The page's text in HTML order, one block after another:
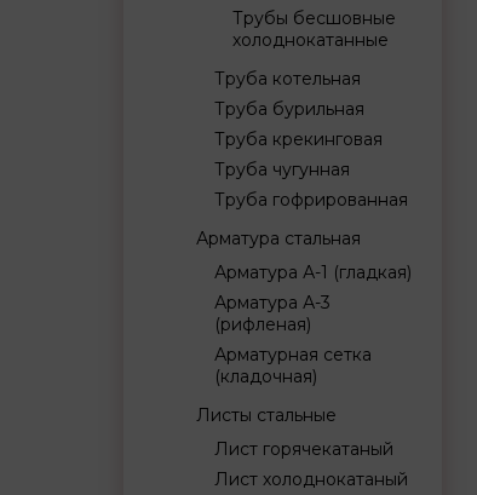
Трубы бесшовные
холоднокатанные
Труба котельная
Труба бурильная
Труба крекинговая
Труба чугунная
Труба гофрированная
Арматура стальная
Арматура А-1 (гладкая)
Арматура А-3
(рифленая)
Арматурная сетка
(кладочная)
Листы стальные
Лист горячекатаный
Лист холоднокатаный